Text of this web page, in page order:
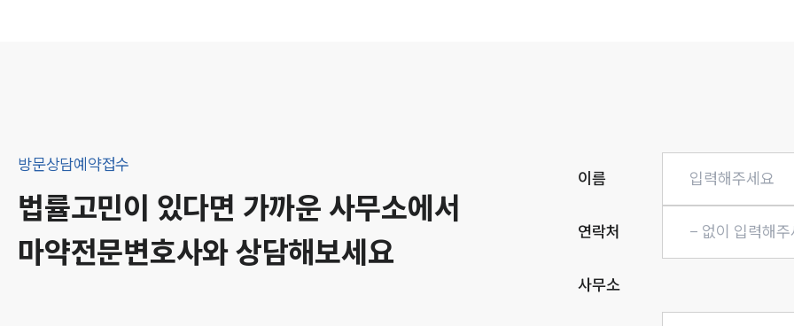
방문상담예약접수
법률고민이 있다면 가까운 사무소에서
마약전문변호사와 상담해보세요
이름
연락처
사무소